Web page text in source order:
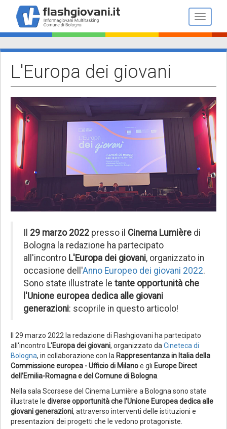
contenuto
principale
Toggle
L'Europa dei giovani
Il 29 marzo 2022 presso il Cinema Lumière di
Bologna la redazione ha partecipato
all'incontro L'Europa dei giovani, organizzato in
occasione dell'Anno Europeo dei giovani 2022.
Sono state illustrate le tante opportunità che
l'Unione europea dedica alle giovani
generazioni: scoprile in questo articolo!
Il 29 marzo 2022 la redazione di Flashgiovani ha partecipato
all'incontro L'Europa dei giovani, organizzato da Cineteca di
Bologna, in collaborazione con la Rappresentanza in Italia della
Commissione europea - Ufficio di Milanoe gli Europe Direct
dell’Emilia-Romagna e del Comune di Bologna
Nella sala Scorsese del Cinema Lumière a Bologna sono state
illustrate le diverse opportunità che l'Unione Europea dedica alle
giovani generazioni, attraverso interventi delle istituzioni e
presentazioni dei progetti che le vedono protagoniste.